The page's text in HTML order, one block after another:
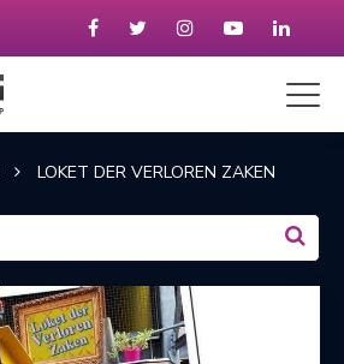
LOKET DER VERLOREN ZAKEN